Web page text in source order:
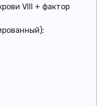
VIII + фактор